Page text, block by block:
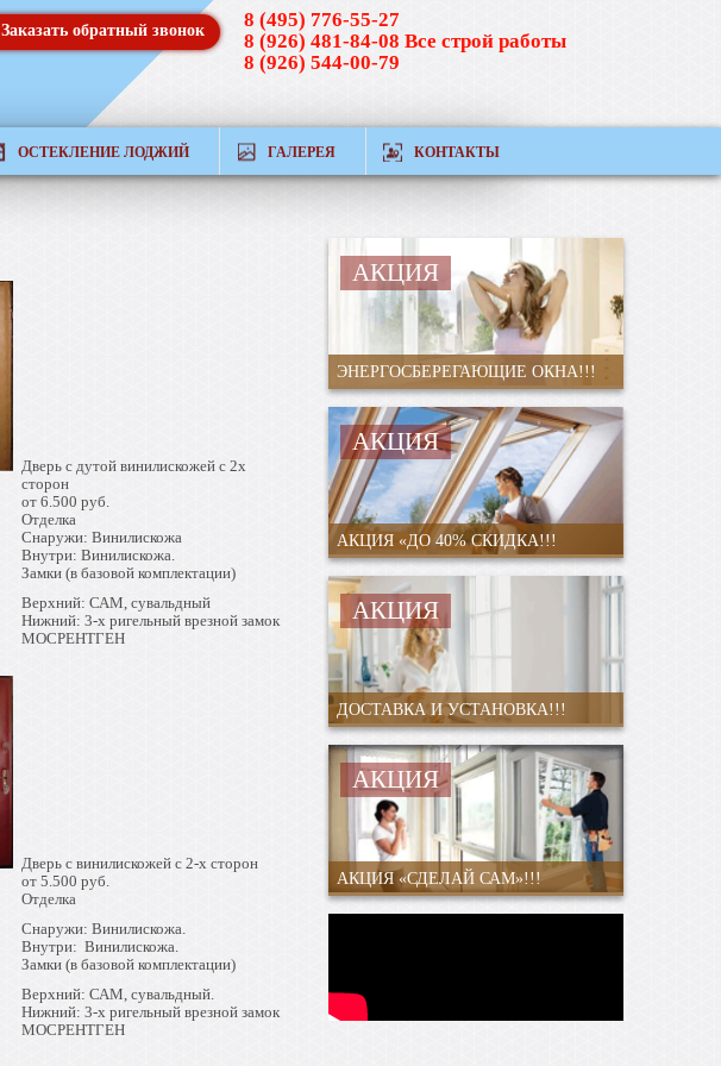
8 (495) 776-55-27
8 (926) 481-84-08 Все строй работы
8 (926) 544-00-79
Заказать обратный звонок
ОСТЕКЛЕНИЕ ЛОДЖИЙ ГАЛЕРЕЯ КОНТАКТЫ
Дверь с дутой винилискожей с 2х
сторон
от 6.500 руб.
Отделка
Снаружи: Винилискожа
Внутри: Винилискожа.
Замки (в базовой комплектации)
Верхний: САМ, сувальдный
Нижний: 3-х ригельный врезной замок
МОСРЕНТГЕН
Дверь с винилискожей с 2-х сторон
от 5.500 руб.
Отделка
Снаружи: Винилискожа.
Внутри: Винилискожа.
Замки (в базовой комплектации)
Верхний: САМ, сувальдный.
Нижний: 3-х ригельный врезной замок
МОСРЕНТГЕН
АКЦИЯ
ЭНЕРГОСБЕРЕГАЮЩИЕ ОКНА!!!
АКЦИЯ
АКЦИЯ «ДО 40% СКИДКА!!!
АКЦИЯ
ДОСТАВКА И УСТАНОВКА!!!
АКЦИЯ
АКЦИЯ «СДЕЛАЙ САМ»!!!